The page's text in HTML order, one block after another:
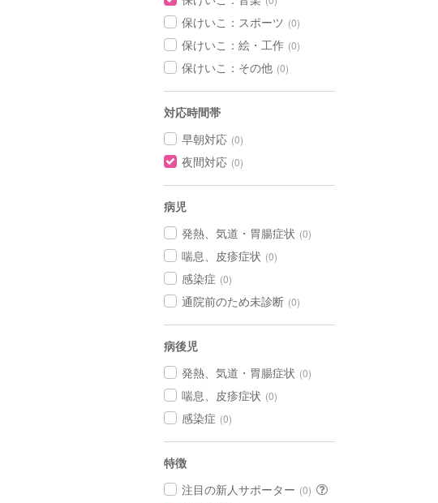
保けいこ：スポーツ (0)
保けいこ：絵・工作 (0)
保けいこ：その他 (0)
対応時間帯
早朝対応 (0)
夜間対応 (0)
病児
発熱、気道・胃腸症状 (0)
喘息、皮疹症状 (0)
感染症 (0)
通院前のため未診断 (0)
病後児
発熱、気道・胃腸症状 (0)
喘息、皮疹症状 (0)
感染症 (0)
特徴
注目の新人サポーター (0)